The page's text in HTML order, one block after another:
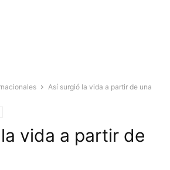
Así surgió la vida a partir de una
vida a partir de